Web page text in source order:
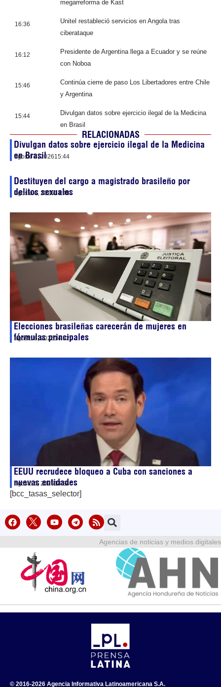
megarreforma de Kast
16:36
Unitel restableció servicios en Angola tras
ciberataque
16:12
Presidente de Argentina llega a Ecuador y se reúne
con Noboa
15:46
Continúa cierre de paso Los Libertadores entre Chile
y Argentina
15:44
Divulgan datos sobre ejercicio ilegal de la Medicina
en Brasil
RELACIONADAS
Divulgan datos sobre ejercicio ilegal de la Medicina
en Brasil
agosto 6, 202615:44
Destituyen del cargo a magistrado brasileño por
delitos sexuales
agosto 6, 202614:48
Elecciones brasileñas carecerán de mujeres en
fórmulas principales
agosto 6, 202614:32
EEUU recrudece bloqueo a Cuba con sanciones a
nuevas entidades
agosto 6, 202614:24
[bcc_tasas_selector]
Agencias de noticias y medios digitales
© 2016-2026 Agencia Informativa Latinoamericana S.A.